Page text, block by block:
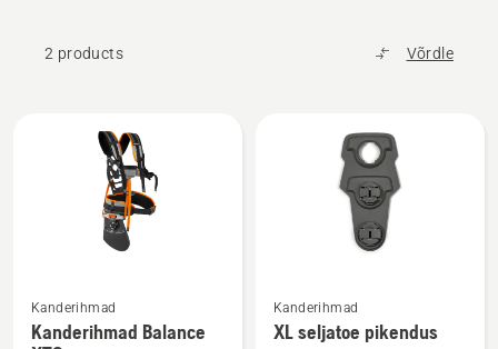
2 products Võrdle
rohkem
üksikasju
Kanderihmad
Kanderihmad Balance
rohkem
üksikasju
Kanderihmad
XL seljatoe pikendus